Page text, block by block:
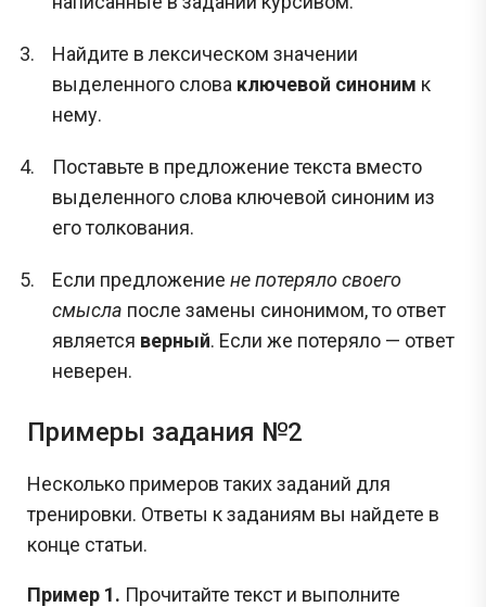
Найдите в лексическом значении
выделенного слова ключевой синоним к
нему.
Поставьте в предложение текста вместо
выделенного слова ключевой синоним из
его толкования.
Если предложениене потеряло своего
смысла после замены синонимом, то ответ
является верный. Если же потеряло — ответ
неверен.
Примеры задания №2
Несколько примеров таких заданий для
тренировки. Ответы к заданиям вы найдете в
конце статьи.
Пример 1. Прочитайте текст и выполните